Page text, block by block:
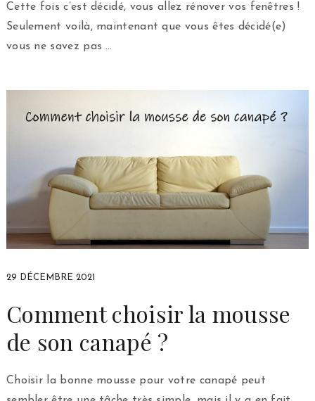
Cette fois c’est décidé, vous allez rénover vos fenêtres !
Seulement voilà, maintenant que vous êtes décidé(e)
vous ne savez pas …
29 DÉCEMBRE 2021
Comment choisir la mousse
de son canapé ?
Choisir la bonne mousse pour votre canapé peut